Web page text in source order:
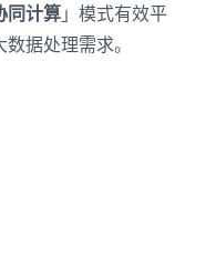
同计算 」模式有效平
据处理需求。